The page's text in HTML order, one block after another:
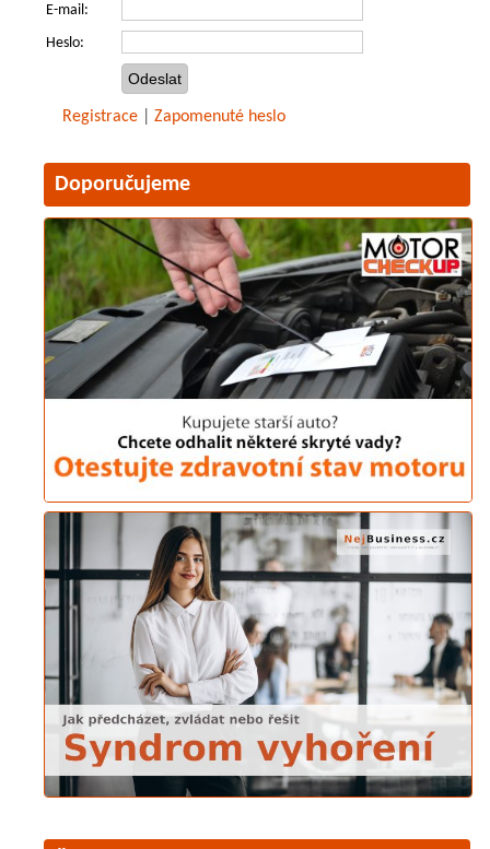
E-mail:
Heslo:
Registrace Zapomenuté heslo
Doporučujeme